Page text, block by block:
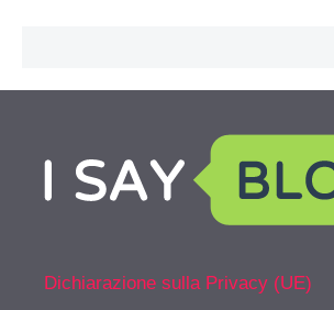
Dichiarazione sulla Privacy (UE)